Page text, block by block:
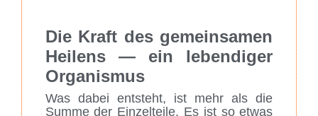
Die Kraft des gemeinsamen
Heilens — ein lebendiger
Organismus
Was dabei entsteht, ist mehr als die
Summe der Einzelteile. Es ist so etwas